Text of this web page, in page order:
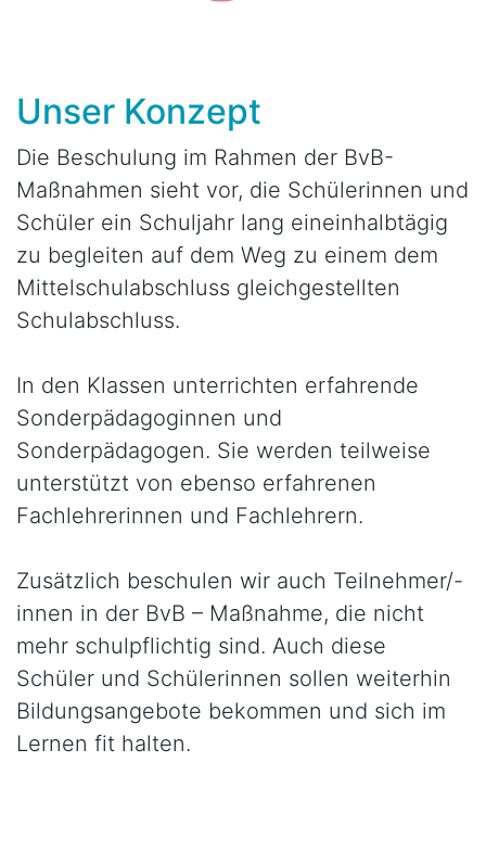
Unser Konzept
Die Beschulung im Rahmen der BvB-
Maßnahmen sieht vor, die Schülerinnen und
Schüler ein Schuljahr lang eineinhalbtägig
zu begleiten auf dem Weg zu einem dem
Mittelschulabschluss gleichgestellten
Schulabschluss.
In den Klassen unterrichten erfahrende
Sonderpädagoginnen und
Sonderpädagogen. Sie werden teilweise
unterstützt von ebenso erfahrenen
Fachlehrerinnen und Fachlehrern.
Zusätzlich beschulen wir auch Teilnehmer/-
innen in der BvB – Maßnahme, die nicht
mehr schulpflichtig sind. Auch diese
Schüler und Schülerinnen sollen weiterhin
Bildungsangebote bekommen und sich im
Lernen fit halten.